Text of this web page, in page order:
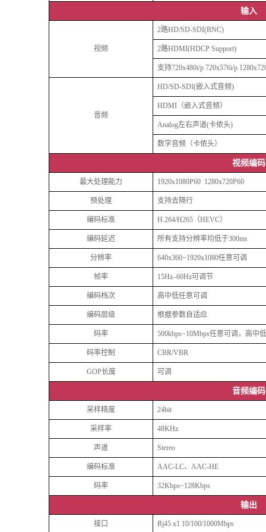
输入
视频
2路HD/SD-SDI(BNC)
2路HDMI(HDCP Support)
支持720x480i/p 720x576i/p
音频
HD/SD-SDI(嵌入式音频)
HDMI（嵌入式音频）
Analog左右声道(卡侬头)
数字音频（卡侬头）
视频编码
最大处理能力 1920x1080P60 1280x720P60
预处理 支持去隔行
编码标准 H.264/H265（HEVC）
编码延迟 所有支持分辨率均低于300ms
分辨率 640x360~1920x1080任意可调
帧率 15Hz–60Hz可调节
编码档次 高中低任意可调
编码层级 根据参数自适应
码率 500kbps~10Mbps任意可调，高中
码率控制 CBR/VBR
GOP长度 可调
音频编码
采样精度 24bit
采样率 48KHz
声道 Stereo
编码标准 AAC-LC、AAC-HE
码率 32Kbps~128Kbps
输出
接口 Rj45 x1 10/100/1000Mbps